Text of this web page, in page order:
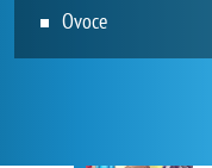
Ovoce